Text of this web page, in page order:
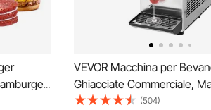
per
VEVOR Macchina per
Ghiacciate Commerciale,
Bevande Fredde da 15 Litri
(504)